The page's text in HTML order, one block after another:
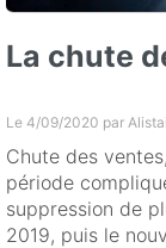
La chute
Le 4/09/2020 par
Chute des
période
suppression de
2019, puis le